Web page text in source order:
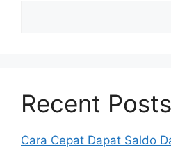
Recent Posts
Cara Cepat Dapat Saldo